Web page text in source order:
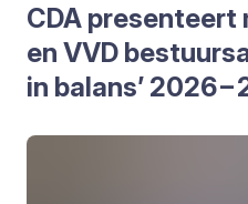
CDA pre­sen­teert
en VVD
in balans’ 2026–